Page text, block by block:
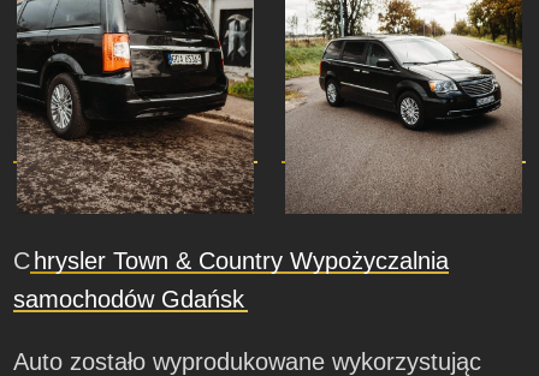
C hrysler Town & Country Wypożyczalnia
samochodów Gdańsk
Auto zostało wyprodukowane wykorzystując